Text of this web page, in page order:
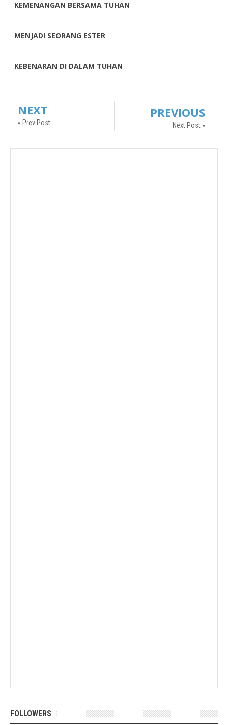
KEMENANGAN BERSAMA TUHAN
MENJADI SEORANG ESTER
KEBENARAN DI DALAM TUHAN
NEXT
« Prev Post
PREVIOUS
Next Post »
FOLLOWERS